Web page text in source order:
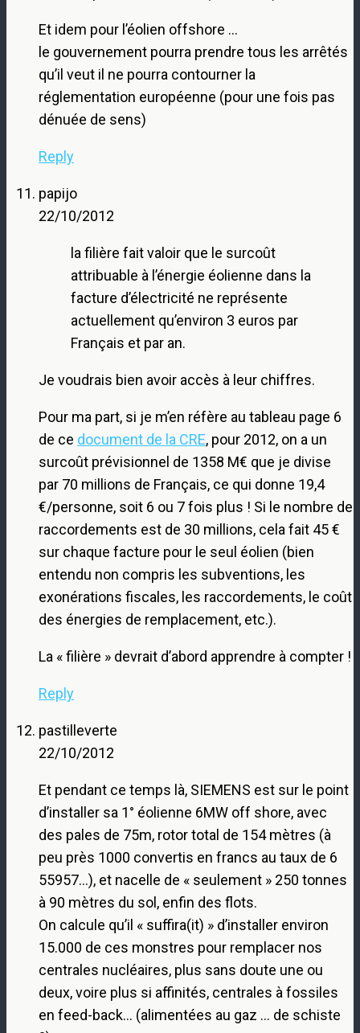
Et idem pour l’éolien offshore …
le gouvernement pourra prendre tous les arrêtés
qu’il veut il ne pourra contourner la
réglementation européenne (pour une fois pas
dénuée de sens)
Reply
papijo
22/10/2012
la filière fait valoir que le surcoût
attribuable à l’énergie éolienne dans la
facture d’électricité ne représente
actuellement qu’environ 3 euros par
Français et par an.
Je voudrais bien avoir accès à leur chiffres.
Pour ma part, si je m’en réfère au tableau page 6
de ce document de la CRE, pour 2012, on a un
surcoût prévisionnel de 1358 M€ que je divise
par 70 millions de Français, ce qui donne 19,4
€/personne, soit 6 ou 7 fois plus ! Si le nombre de
raccordements est de 30 millions, cela fait 45 €
sur chaque facture pour le seul éolien (bien
entendu non compris les subventions, les
exonérations fiscales, les raccordements, le coût
des énergies de remplacement, etc.).
La « filière » devrait d’abord apprendre à compter !
Reply
pastilleverte
22/10/2012
Et pendant ce temps là, SIEMENS est sur le point
d’installer sa 1° éolienne 6MW off shore, avec
des pales de 75m, rotor total de 154 mètres (à
peu près 1000 convertis en francs au taux de 6
55957…), et nacelle de « seulement » 250 tonnes
à 90 mètres du sol, enfin des flots.
On calcule qu’il « suffira(it) » d’installer environ
15.000 de ces monstres pour remplacer nos
centrales nucléaires, plus sans doute une ou
deux, voire plus si affinités, centrales à fossiles
en feed-back… (alimentées au gaz … de schiste